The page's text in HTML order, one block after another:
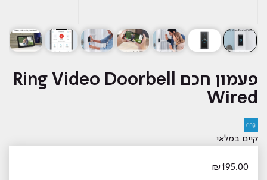
פעמון חכם Ring Video Doorbell
Wired
קיים במלאי
₪195.00